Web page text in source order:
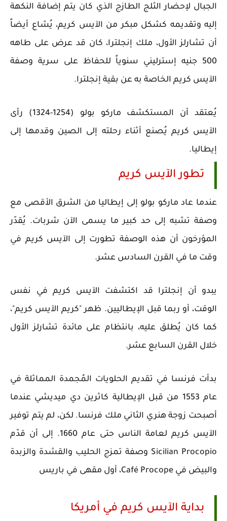
الجبال لإحضار الثلج الطازج الذي كان يتم إضافة النكهة
إليه وتقديمه كشكل مبكر من الآيس كريم، يُشاع أيضاً
أن تشارلز الأول، ملك إنجلترا، كان قد عرض على طاهه
500 جنيه إسترليني سنوياً للحفاظ على سرية وصفة
الآيس كريم الخاصة به عن بقية إنجلترا.
يُعتقد أن المستكشف ماركو بولو (1254-1324) رأى
الآيس كريم يُصنع أثناء رحلته إلى الصين وقدمها إلى
إيطاليا.
تطور الآيس كريم
عندما عاد ماركو بولو إلى إيطاليا من الشرق الأقصى مع
وصفة تشبه إلى حد كبير ما يسمى الآن شربات. يُقدّر
المؤرخون أن هذه الوصفة تطورت إلى الآيس كريم في
وقت ما في القرن السادس عشر.
يبدو أن إنجلترا قد اكتشفت الآيس كريم في نفس
الوقت، أو ربما قبل الإيطاليين. ظهر "كريم الآيس كريم"،
كما كان يُطلق عليه، بانتظام على مائدة تشارلز الأول
خلال القرن السابع عشر.
بدأت فرنسا في تقديم الحلويات المُجمدة المماثلة في
عام 1553 من قبل الإيطالية كاثرين دي ميديشي عندما
أصبحت زوجة هنري الثاني ملك فرنسا. لكن، لم يتم توفير
الآيس كريم لعامة الناس حتى عام 1660. إلى أن قدّم
Sicilian Procopio وصفة تمزج الحليب والقشدة والزبدة
والبيض في Café Procope، أول مقهى في باريس
بداية الآيس كريم في أمريكا